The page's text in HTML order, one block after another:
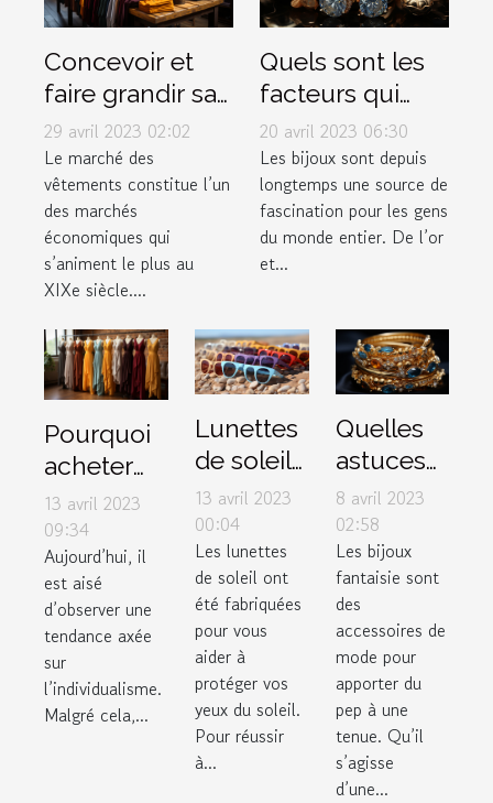
Concevoir et
faire grandir sa
marque de
vêtement
29 avril 2023 02:02
Le marché des
vêtements constitue l’un
des marchés
économiques qui
s’animent le plus au
XIXe siècle....
Quels sont les
facteurs qui
déterminent la
valeur d'un
bijou ?
20 avril 2023 06:30
Les bijoux sont depuis
longtemps une source de
fascination pour les gens
du monde entier. De l’or
et...
Pourquoi
acheter
des
vêtements
dans une
boutique
de couple
?
13 avril 2023
09:34
Aujourd’hui, il
est aisé
d’observer une
tendance axée
sur
l’individualisme.
Malgré cela,...
Lunettes
de soleil :
3 critères
pour
faire de
bon
choix
13 avril 2023
00:04
Les lunettes
de soleil ont
été fabriquées
pour vous
aider à
protéger vos
yeux du soleil.
Pour réussir
à...
Quelles
astuces
pour un
bon
choix de
bijoux
fantaisie
?
8 avril 2023
02:58
Les bijoux
fantaisie sont
des
accessoires de
mode pour
apporter du
pep à une
tenue. Qu’il
s’agisse
d’une...